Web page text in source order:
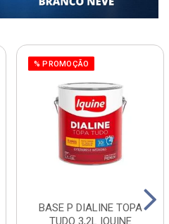
% PROMOÇÃO
BASE P DIALINE TOPA
TUDO 3,2L IQUINE